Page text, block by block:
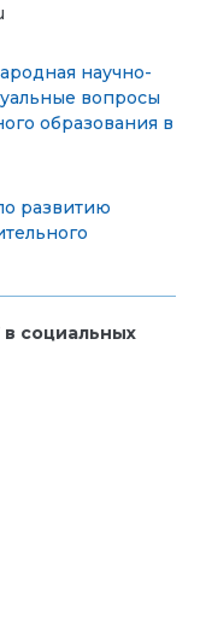
научно-
вопросы
образования в
развитию
социальных